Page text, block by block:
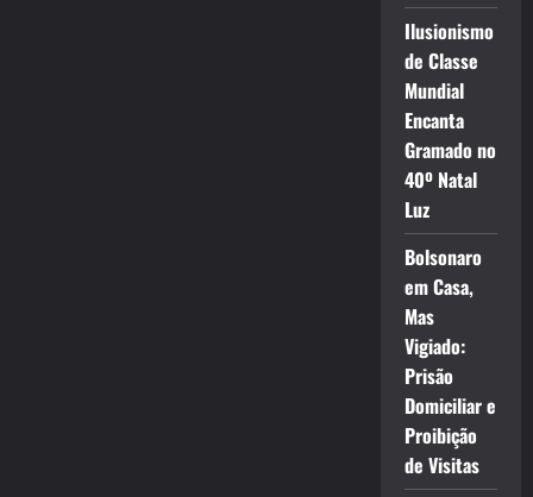
Ilusionismo
de Classe
Mundial
Encanta
Gramado no
40º Natal
Luz
Bolsonaro
em Casa,
Mas
Vigiado:
Prisão
Domiciliar e
Proibição
de Visitas